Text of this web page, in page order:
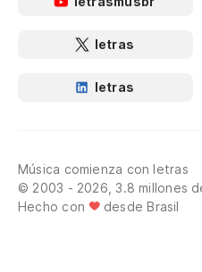
letras
letras
Música comienza con letras
© 2003 - 2026, 3.8 millones
Hecho con
desde Brasil